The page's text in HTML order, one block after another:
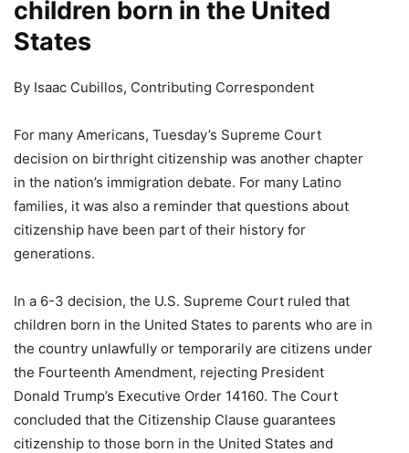
children born in the United
States
By Isaac Cubillos, Contributing Correspondent
For many Americans, Tuesday’s Supreme Court
decision on birthright citizenship was another chapter
in the nation’s immigration debate. For many Latino
families, it was also a reminder that questions about
citizenship have been part of their history for
generations.
In a 6-3 decision, the U.S. Supreme Court ruled that
children born in the United States to parents who are in
the country unlawfully or temporarily are citizens under
the Fourteenth Amendment, rejecting President
Donald Trump’s Executive Order 14160. The Court
concluded that the Citizenship Clause guarantees
citizenship to those born in the United States and